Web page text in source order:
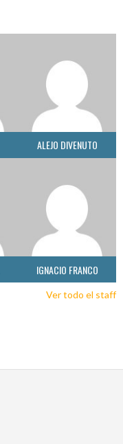
ALEJO DIVENUTO
IGNACIO FRANCO
Ver todo el staff